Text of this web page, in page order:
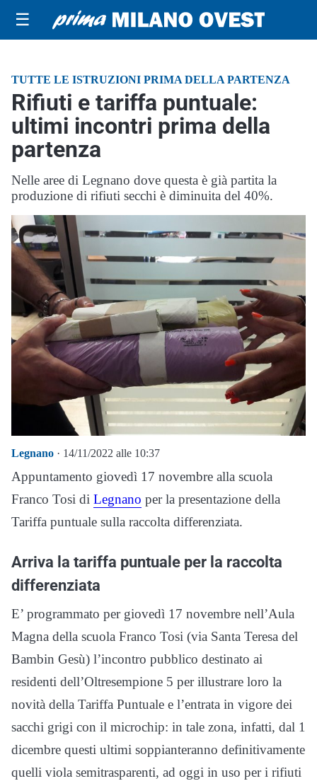
☰
TUTTE LE ISTRUZIONI PRIMA DELLA PARTENZA
Rifiuti e tariffa puntuale:
ultimi incontri prima della
partenza
Nelle aree di Legnano dove questa è già partita la
produzione di rifiuti secchi è diminuita del 40%.
Legnano · 14/11/2022 alle 10:37
Appuntamento giovedì 17 novembre alla scuola
Franco Tosi di Legnano per la presentazione della
Tariffa puntuale sulla raccolta differenziata.
Arriva la tariffa puntuale per la raccolta
differenziata
E’ programmato per giovedì 17 novembre nell’Aula
Magna della scuola Franco Tosi (via Santa Teresa del
Bambin Gesù) l’incontro pubblico destinato ai
residenti dell’Oltresempione 5 per illustrare loro la
novità della Tariffa Puntuale e l’entrata in vigore dei
sacchi grigi con il microchip: in tale zona, infatti, dal 1
dicembre questi ultimi soppianteranno definitivamente
quelli viola semitrasparenti, ad oggi in uso per i rifiuti